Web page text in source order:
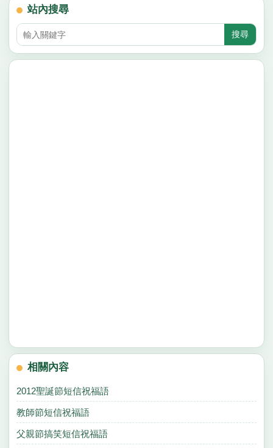
站內搜尋
相關內容
2012聖誕節短信祝福語
教師節短信祝福語
父親節搞笑短信祝福語